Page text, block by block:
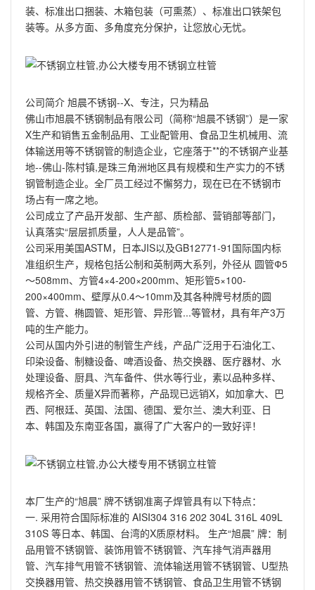
装、标准出口捆装、木箱包装（可熏蒸）、标准出口铁架包
装等。从多方面、多角度充分保护，让您放心无忧。
公司简介 旭晨不锈钢--X、专注，只为精品
佛山市旭晨不锈钢制品有限公司（简称“旭晨不锈钢”）是一家
X生产和销售五金制品用、工业配管用、食品卫生机械用、流
体输送用等不锈钢管的制造企业，它座落于**的不锈钢产业基
地--佛山-陈村镇,是珠三角洲地区具有规模和生产实力的不锈
钢管制造企业。全厂员工经过不懈努力，现在已在不锈钢市
场占有一席之地。
公司成立了产品开发部、生产部、质检部、营销部等部门，
认真落实“层层抓质量，人人是品管”。
公司采用美国ASTM，日本JIS以及GB12771-91国际国内标
准组织生产，规格包括公制和英制两大系列，外径从 圆管Ф5
～508mm、方管4×4-200×200mm、矩形管5×100-
200×400mm、壁厚从0.4～10mm及其各种牌号材质的圆
管、方管、椭圆管、矩形管、异形管...等管材，具有年产3万
吨的生产能力。
公司从国内外引进的制管生产线，产品广泛用于石油化工、
印染设备、制糖设备、啤酒设备、热交换器、医疗器材、水
处理设备、厨具、汽车备件、供水等行业，素以品种多样、
规格齐全、质量X异而著称，产品现已远销X，如加拿大、巴
西、阿根廷、英国、法国、德国、爱尔兰、澳大利亚、日
本、韩国及东南亚各国，赢得了广大客户的一致好评！
本厂生产的“旭晨” 牌不锈钢准离子焊管具有以下特点：
一. 采用符合国际标准的 AISI304 316 202 304L 316L 409L
310S 等日本、韩国、台湾的X质原材料。 生产“旭晨” 牌：制
品用管不锈钢管、装饰用管不锈钢管、汽车排气消声器用
管、汽车排气用管不锈钢管、流体输送用管不锈钢管、U型热
交换器用管、热交换器用管不锈钢管、食品卫生用管不锈钢